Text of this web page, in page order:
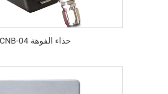
حذاء الفوهة ZCNB-04